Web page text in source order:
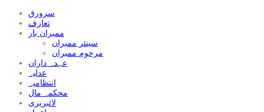
سرورق
تعارف
ممبران بار
سینئر ممبران
مرحوم ممبران
عہدہ داران
عدلیہ
انتظامیہ
محکمہ مال
لائبریری